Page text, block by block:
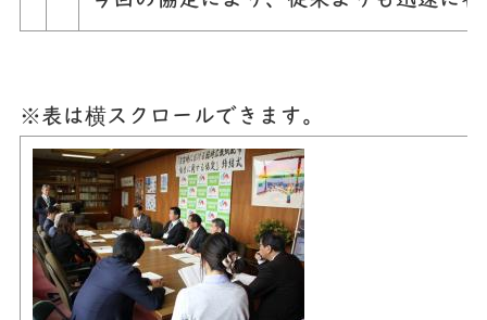
※表は横スクロールできます。